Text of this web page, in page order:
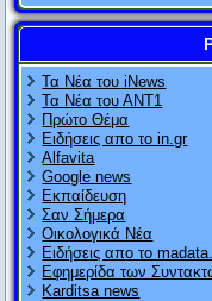
Τα Νέα του iNews
Τα Νέα του ΑΝΤ1
Πρώτο Θέμα
Ειδήσεις απο το in.gr
Alfavita
Google news
Εκπαίδευση
Σαν Σήμερα
Οικολογικά Νέα
Ειδήσεις απο το
Εφημερίδα των
Karditsa news